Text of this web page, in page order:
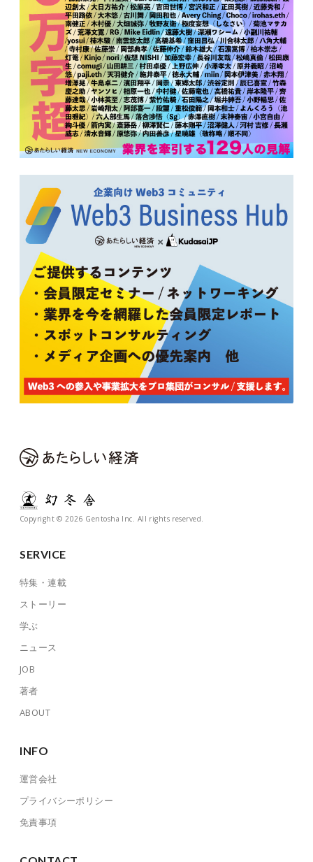
Copyright © 2026 Gentosha Inc. All rights reserved.
SERVICE
特集・連載
ストーリー
学ぶ
ニュース
JOB
著者
ABOUT
INFO
運営会社
プライバシーポリシー
免責事項